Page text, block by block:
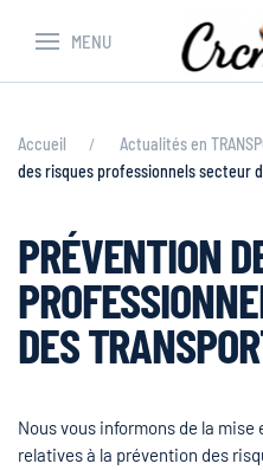
MENU
Accueil Actualités en
des risques professionnels secteur
PRÉVENTION
DES
Nous vous informons de la
relatives à la prévention des